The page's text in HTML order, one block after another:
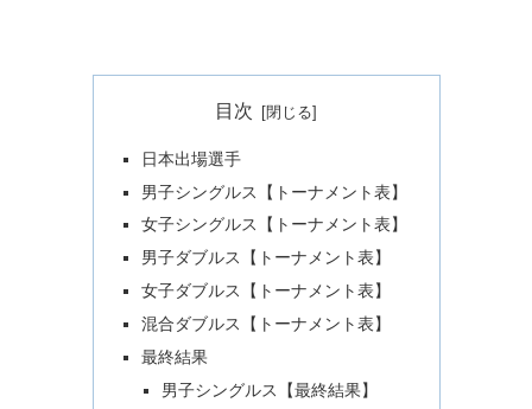
目次
日本出場選手
男子シングルス【トーナメント表】
女子シングルス【トーナメント表】
男子ダブルス【トーナメント表】
女子ダブルス【トーナメント表】
混合ダブルス【トーナメント表】
最終結果
男子シングルス【最終結果】